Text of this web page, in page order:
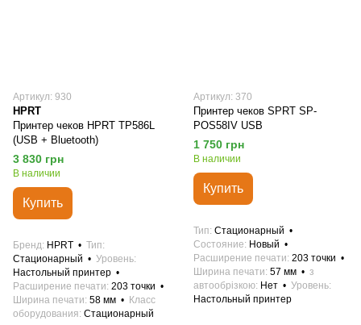
Артикул: 930
HPRT
Принтер чеков HPRT TP586L
(USB + Bluetooth)
3 830 грн
В наличии
Купить
Бренд HPRT
Тип
Стационарный
Уровень
Настольный принтер
Расширение печати 203 точки
Ширина печати 58 мм
Класс
оборудования Стационарный
Артикул: 370
Принтер чеков SPRT SP-
POS58IV USB
1 750 грн
В наличии
Купить
Тип Стационарный
Состояние
Новый
Расширение печати 203 точки
Ширина печати 57 мм
з
автообрізкою Нет
Уровень
Настольный принтер